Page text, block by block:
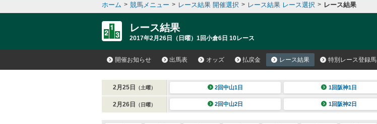
ホーム > 競馬メニュー > レース結果 開催選択 > レース結果 レース選択 > レース結果
レース結果
2017年2月26日（日曜）1回小倉6日 10レース
開催お知らせ 出馬表 オッズ 払戻金 レース結果 特別レース登録馬
2月25日 （土曜） 2回中山1日 1回阪神1日
2月26日 （日曜） 2回中山2日 1回阪神2日